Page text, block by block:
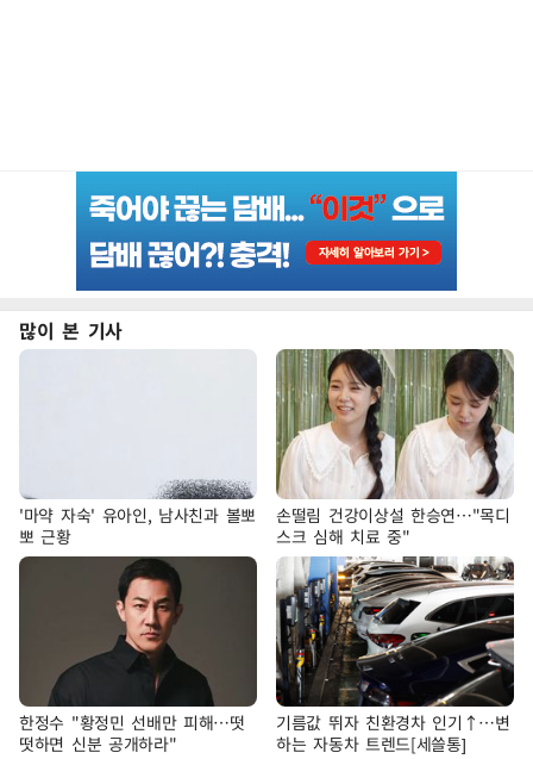
많이 본 기사
'마약 자숙' 유아인, 남사친과 볼뽀
뽀 근황
손떨림 건강이상설 한승연…"목디
스크 심해 치료 중"
한정수 "황정민 선배만 피해…떳
떳하면 신분 공개하라"
기름값 뛰자 친환경차 인기↑…변
하는 자동차 트렌드[세쓸통]